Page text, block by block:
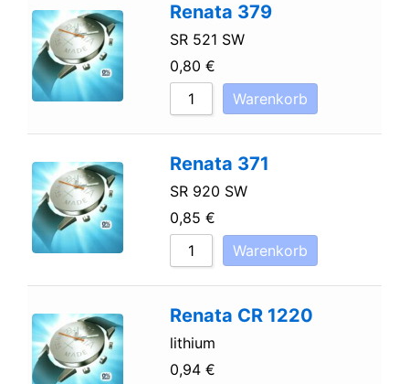
Renata 379
SR 521 SW
0,80 €
Warenkorb
Renata 371
SR 920 SW
0,85 €
Warenkorb
Renata CR 1220
lithium
0,94 €